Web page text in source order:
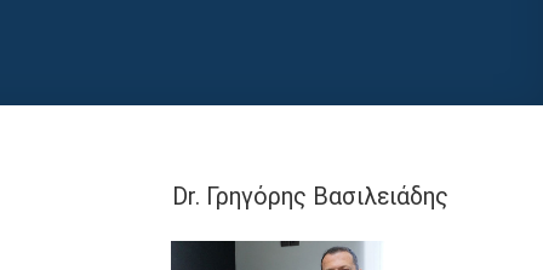
Dr. Γρηγόρης Βασιλειάδης